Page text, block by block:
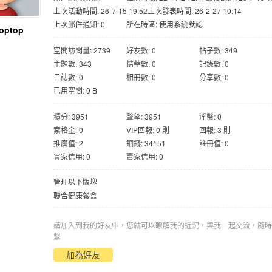
上次活動時間: 26-7-15 19:52 上次發表時間: 26-2-27 10:14
上次郵件通知: 0
所在時區: 使用系統默認
空間訪問量: 2739 好友數: 0
帖子數: 349
主題數: 343
精華數: 0
記錄數: 0
日誌數: 0
相冊數: 0
分享數: 0
已用空間: 0 B
積分: 3951 聲望: 3951
淫幣: 0
索格金: 0
VIP回報: 0 則
回報: 3 則
推廣值: 2
銅錢: 34151
註冊值: 0
買家信用: 0
賣家信用: 0
管理以下版塊
聯合健康餐盒
請加入到我的好友中，您就可以瞭解我的近況，與我一起交流，隨
繫
加為好友